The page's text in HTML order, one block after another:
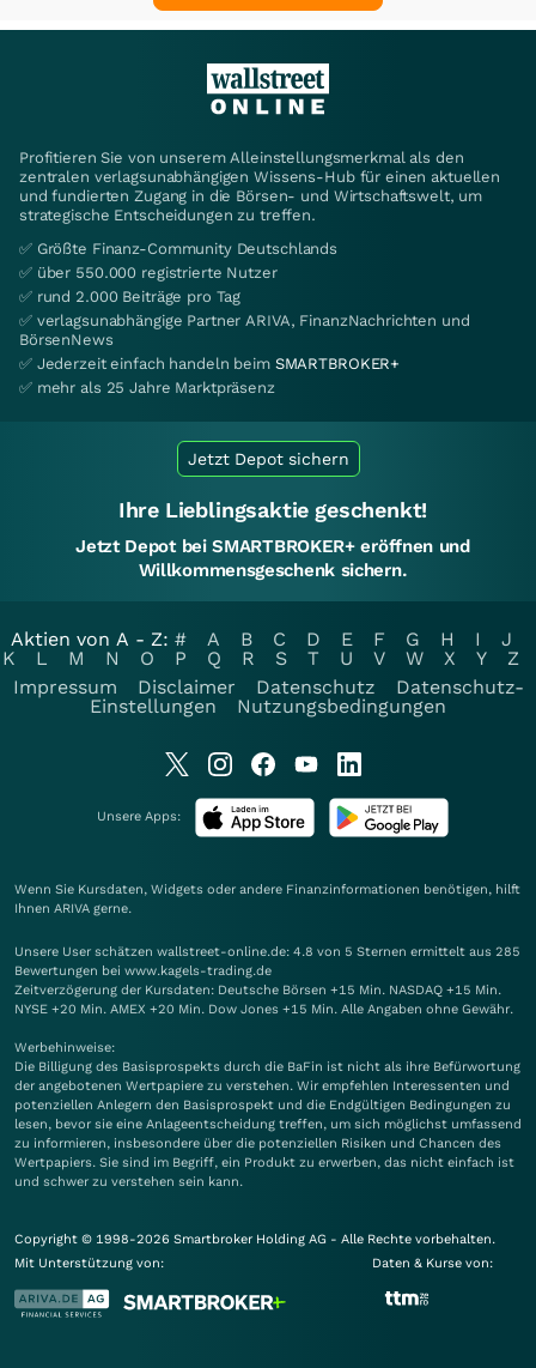
Profitieren Sie von unserem Alleinstellungsmerkmal als den
zentralen verlagsunabhängigen Wissens-Hub für einen aktuellen
und fundierten Zugang in die Börsen- und Wirtschaftswelt, um
strategische Entscheidungen zu treffen.
✅ Größte Finanz-Community Deutschlands
✅ über 550.000 registrierte Nutzer
✅ rund 2.000 Beiträge pro Tag
✅ verlagsunabhängige Partner ARIVA, FinanzNachrichten und
BörsenNews
✅ Jederzeit einfach handeln beim SMARTBROKER+
✅ mehr als 25 Jahre Marktpräsenz
Jetzt Depot sichern
Ihre Lieblingsaktie geschenkt!
Jetzt Depot bei SMARTBROKER+ eröffnen und
Willkommensgeschenk sichern.
Aktien von A - Z: # A B C D E F G H I
J
K
L M N O P Q R S T U V W X Y
Z
Impressum
Disclaimer Datenschutz
Datenschutz-
Einstellungen
Nutzungsbedingungen
Unsere Apps:
Wenn Sie Kursdaten, Widgets oder andere Finanzinformationen benötigen, hilft
Ihnen ARIVA gerne.
Unsere User schätzen wallstreet-online.de: 4.8 von 5 Sternen ermittelt aus 285
Bewertungen bei www.kagels-trading.de
Zeitverzögerung der Kursdaten: Deutsche Börsen +15 Min. NASDAQ +15 Min.
NYSE +20 Min. AMEX +20 Min. Dow Jones +15 Min. Alle Angaben ohne Gewähr.
Werbehinweise:
Die Billigung des Basisprospekts durch die BaFin ist nicht als ihre Befürwortung
der angebotenen Wertpapiere zu verstehen. Wir empfehlen Interessenten und
potenziellen Anlegern den Basisprospekt und die Endgültigen Bedingungen zu
lesen, bevor sie eine Anlageentscheidung treffen, um sich möglichst umfassend
zu informieren, insbesondere über die potenziellen Risiken und Chancen des
Wertpapiers. Sie sind im Begriff, ein Produkt zu erwerben, das nicht einfach ist
und schwer zu verstehen sein kann.
Copyright © 1998-2026 Smartbroker Holding AG - Alle Rechte vorbehalten.
Mit Unterstützung von:
Daten & Kurse von: